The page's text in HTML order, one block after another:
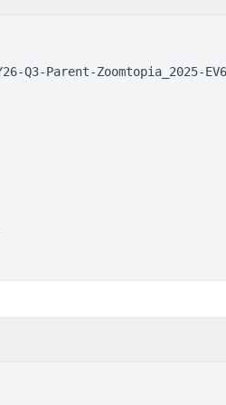
Q3-Parent-Zoomtopia_2025-